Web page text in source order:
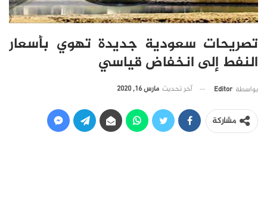
تصريحات سعودية جديدة تهوي بأسعار
النفط إلى انخفاض قياسي
بواسطة Editor آخر تحديث مارس 16, 2020
مشاركة